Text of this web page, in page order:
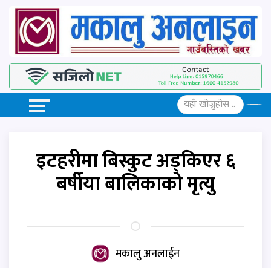
इटहरीमा बिस्कुट अड्किएर ६
बर्षीया बालिकाको मृत्यु
मकालु अनलाईन